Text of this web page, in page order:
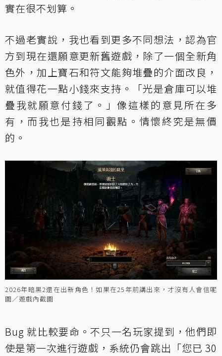
實在很不划算。
不過老實說，我也看到更多不同想法，認為官
方到現在還願意更新舊遊戲，除了一個全新角
色外，加上寶石和符文能夠堆疊的介面改良，
就值得花一點小錢來支持。「光是倉庫可以堆
疊我就願意付錢了。」像這樣的意見所在多
有，而我也是持相同觀點。情懷終究是無價
的。
2026年暗黑2還在出新角色！如果在25年前講出來，才沒有人會信呢
圖／遊戲內截圖
Bug 就比較要命。不只一名玩家提到，他們即
使是第一次進行遊戲，系統仍會跳出「您已 30